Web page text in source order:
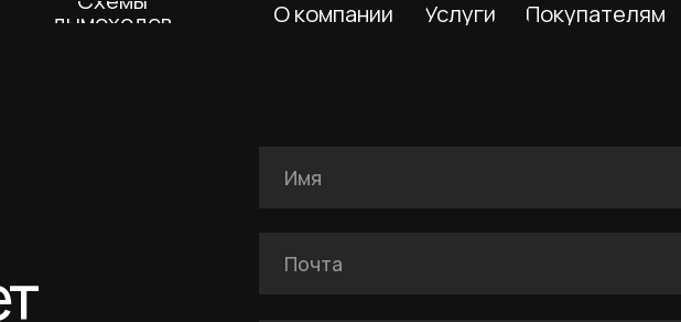
Я подтверждаю ознакомление с Политикой обработки
Оставить заявку